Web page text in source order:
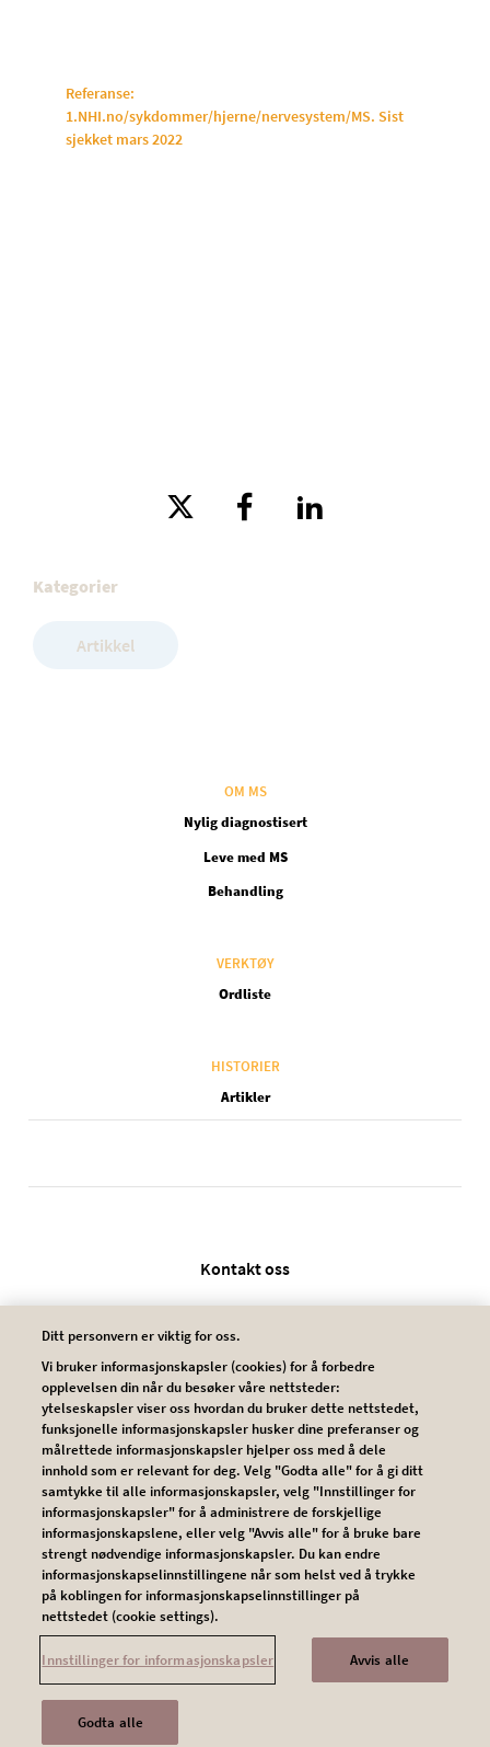
Referanse:
1.NHI.no/sykdommer/hjerne/nervesystem/MS. Sist
sjekket mars 2022
Kategorier
Artikkel
OM MS
Nylig diagnostisert
Leve med MS
Behandling
VERKTØY
Ordliste
HISTORIER
Artikler
Kontakt oss
Personvern
Cookies
© 2026 Novartis AG
NO2203239394
This website is intended for a global audience.
Ditt personvern er viktig for oss.
Vi bruker informasjonskapsler (cookies) for å forbedre
opplevelsen din når du besøker våre nettsteder:
ytelseskapsler viser oss hvordan du bruker dette nettstedet,
funksjonelle informasjonskapsler husker dine preferanser og
målrettede informasjonskapsler hjelper oss med å dele
innhold som er relevant for deg. Velg "Godta alle" for å gi ditt
samtykke til alle informasjonskapsler, velg "Innstillinger for
informasjonskapsler" for å administrere de forskjellige
informasjonskapslene, eller velg "Avvis alle" for å bruke bare
strengt nødvendige informasjonskapsler. Du kan endre
informasjonskapselinnstillingene når som helst ved å trykke
på koblingen for informasjonskapselinnstillinger på
nettstedet (cookie settings).
Innstillinger for informasjonskapsler Avvis alle
Godta alle